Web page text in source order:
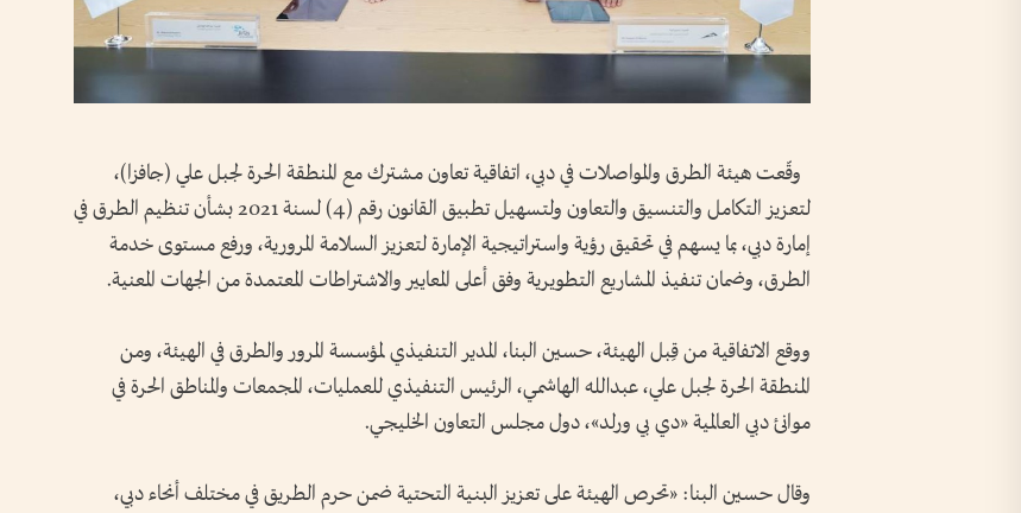
وقّعت هيئة الطرق والمواصلات في دبي، اتفاقية تعاون مشترك مع المنطقة الحرة لجبل علي (جافزا)،
لتعزيز التكامل والتنسيق والتعاون ولتسهيل تطبيق القانون رقم (4) لسنة 2021 بشأن تنظيم الطرق في
إمارة دبي، بما يسهم في تحقيق رؤية واستراتيجية الإمارة لتعزيز السلامة المرورية، ورفع مستوى خدمة
الطرق، وضمان تنفيذ المشاريع التطويرية وفق أعلى المعايير والاشتراطات المعتمدة من الجهات المعنية.
ووقع الاتفاقية من قِبل الهيئة، حسين البنا، المدير التنفيذي لمؤسسة المرور والطرق في الهيئة، ومن
المنطقة الحرة لجبل علي، عبدالله الهاشمي، الرئيس التنفيذي للعمليات، المجمعات والمناطق الحرة في
موانئ دبي العالمية «دي بي ورلد»، دول مجلس التعاون الخليجي.
وقال حسين البنا: «تحرص الهيئة على تعزيز البنية التحتية ضمن حرم الطريق في مختلف أنحاء دبي،